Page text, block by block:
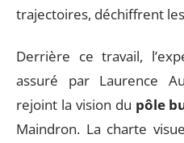
trajectoires, déchiffrent
Derrière ce travail,
assuré par Laurence
rejoint la vision du pôle
Maindron. La charte